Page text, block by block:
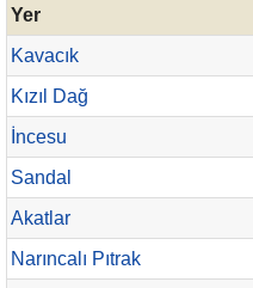
Yer
Kavacık
Kızıl Dağ
İncesu
Sandal
Akatlar
Narıncalı Pıtrak